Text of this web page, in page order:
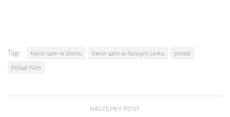
Tagi: Kevin sam w domu Kevin sam w Nowym Jorku
polsat
Polsat Film
NASTĘPNY POST